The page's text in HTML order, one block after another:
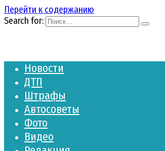
Перейти к содержанию
Search for:
Новости
ДТП
Штрафы
Автосоветы
Фото
Видео